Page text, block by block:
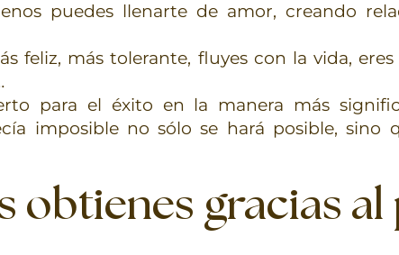
puedes llenarte de amor, creando
feliz, más tolerante, fluyes con la vida,
para el éxito en la manera más
imposible no sólo se hará posible, sino
obtienes gracias al